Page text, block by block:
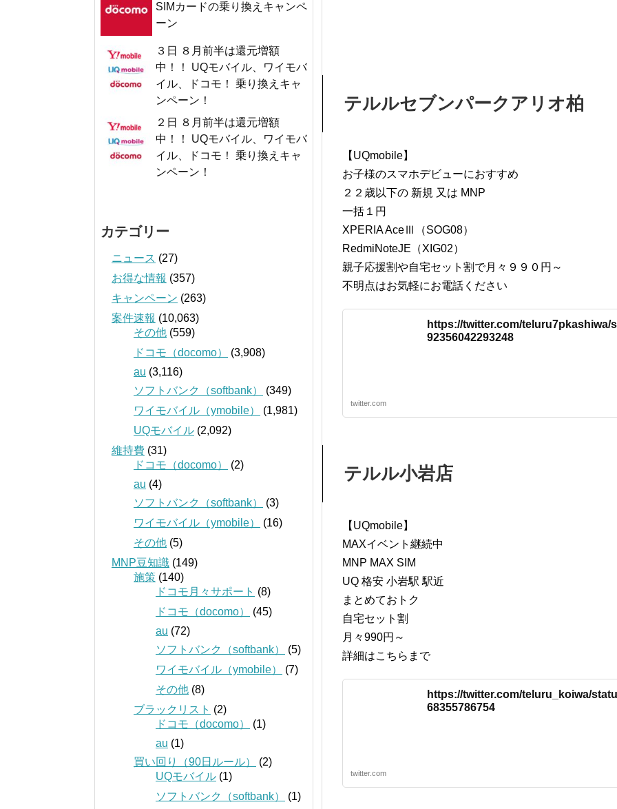
テルルセブンパークアリオ柏
【UQmobile】
お子様のスマホデビューにおすすめ
２２歳以下の 新規 又は MNP
一括１円
XPERIA AceⅢ（SOG08）
RedmiNoteJE（XIG02）
親子応援割や自宅セット割で月々９９０円～
不明点はお気軽にお電話ください
https://twitter.com/teluru7pkashiwa/
92356042293248
twitter.com
テルル小岩店
【UQmobile】
MAXイベント継続中
MNP MAX SIM
UQ 格安 小岩駅 駅近
まとめておトク
自宅セット割
月々990円～
詳細はこちらまで
https://twitter.com/teluru_koiwa/
68355786754
twitter.com
SIMカードの乗り換えキャンペ
ーン
３日 ８月前半は還元増額
中！！ UQモバイル、ワイモバ
イル、ドコモ！ 乗り換えキャ
ンペーン！
２日 ８月前半は還元増額
中！！ UQモバイル、ワイモバ
イル、ドコモ！ 乗り換えキャ
ンペーン！
カテゴリー
ニュース (27)
お得な情報 (357)
キャンペーン (263)
案件速報 (10,063)
その他 (559)
ドコモ（docomo）
(3,908)
au (3,116)
ソフトバンク（softbank）
(349)
ワイモバイル（ymobile）
(1,981)
UQモバイル (2,092)
維持費 (31)
ドコモ（docomo）
(2)
au (4)
ソフトバンク（softbank）
(3)
ワイモバイル（ymobile）
(16)
その他 (5)
MNP豆知識 (149)
施策 (140)
ドコモ月々サポート (8)
ドコモ（docomo）
(45)
au (72)
ソフトバンク（softbank）
(5)
ワイモバイル（ymobile）
(7)
その他 (8)
ブラックリスト (2)
ドコモ（docomo）
(1)
au (1)
買い回り（90日ルール）
(2)
UQモバイル (1)
ソフトバンク（softbank）
(1)